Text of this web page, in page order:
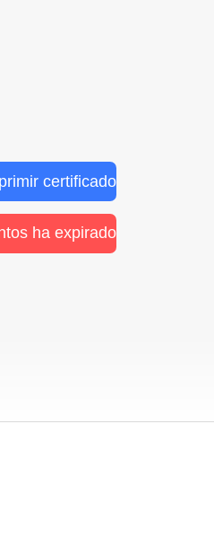
certificado
ha expirado